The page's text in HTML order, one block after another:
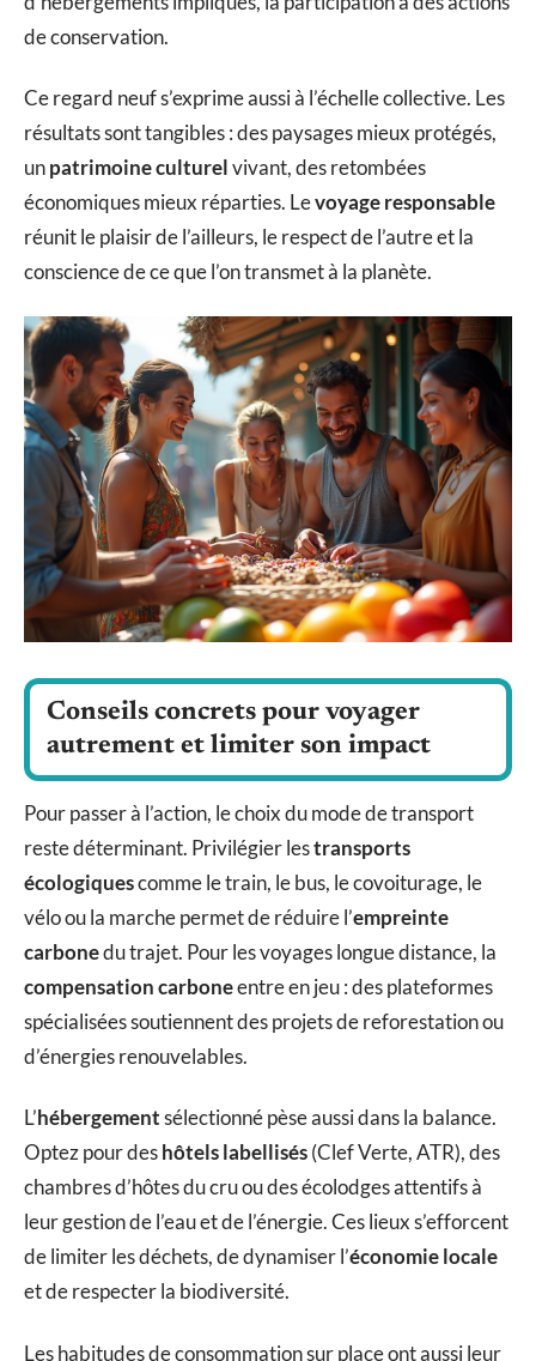
de conservation.
Ce regard neuf s’exprime aussi à l’échelle collective. Les
résultats sont tangibles : des paysages mieux protégés,
unpatrimoine culturelvivant, des retombées
économiques mieux réparties. Levoyage responsable
réunit le plaisir de l’ailleurs, le respect de l’autre et la
conscience de ce que l’on transmet à la planète.
Conseils concrets pour voyager
autrement et limiter son impact
Pour passer à l’action, le choix du mode de transport
reste déterminant. Privilégier lestransports
écologiquescomme le train, le bus, le covoiturage, le
vélo ou la marche permet de réduire l’empreinte
carbonedu trajet. Pour les voyages longue distance, la
compensation carboneentre en jeu : des plateformes
spécialisées soutiennent des projets de reforestation ou
d’énergies renouvelables.
L’hébergementsélectionné pèse aussi dans la balance.
Optez pour deshôtels labellisés(Clef Verte, ATR), des
chambres d’hôtes du cru ou des écolodges attentifs à
leur gestion de l’eau et de l’énergie. Ces lieux s’efforcent
de limiter les déchets, de dynamiser l’économie locale
et de respecter la biodiversité.
Les habitudes de consommation sur place ont aussi leur